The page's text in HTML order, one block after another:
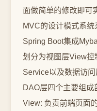
面做简单的修改即可
MVC的设计模式系
Spring Boot集成
划分为视图层View
Service以及数据访
DAO层四个主要组
View: 负责前端页面